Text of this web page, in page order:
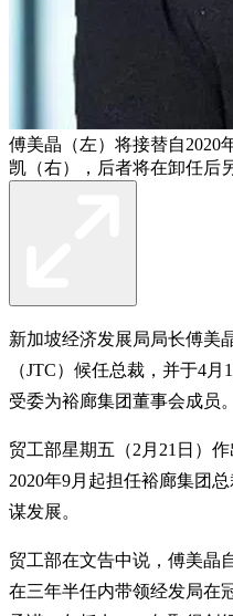
傅美晶（左）将接替自2020
凯（右），后者将在卸任后
新加坡经济发展局局长傅美
（JTC）候任总裁，并于4
受委为裕廊集团董事会成员。
贸工部星期五（2月21日）
2020年9月起担任裕廊集团
谋发展。
贸工部在文告中说，傅美晶
在三年半任内带领经发局在